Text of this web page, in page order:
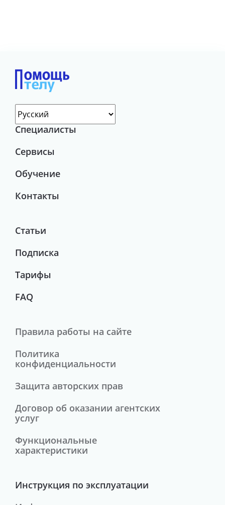
Специалисты
Сервисы
Обучение
Контакты
Статьи
Подписка
Тарифы
FAQ
Правила работы на сайте
Политика
конфиденциальности
Защита авторских прав
Договор об оказании агентских
услуг
Функциональные
характеристики
Инструкция по эксплуатации